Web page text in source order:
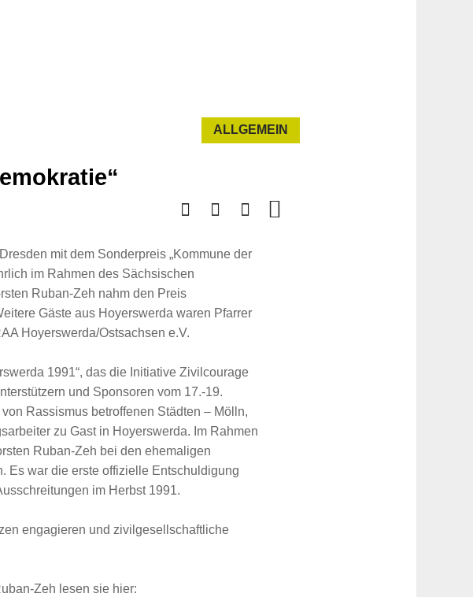
ALLGEMEIN
mit dem Sonderpreis „Kommune der
im Rahmen des Sächsischen
Ruban-Zeh nahm den Preis
Gäste aus Hoyerswerda waren Pfarrer
Hoyerswerda/Ostsachsen e.V.
1991“, das die Initiative Zivilcourage
und Sponsoren vom 17.-19.
Rassismus betroffenen Städten – Mölln,
zu Gast in Hoyerswerda. Im Rahmen
Ruban-Zeh bei den ehemaligen
Es war die erste offizielle Entschuldigung
im Herbst 1991.
engagieren und zivilgesellschaftliche
Zeh lesen sie hier: